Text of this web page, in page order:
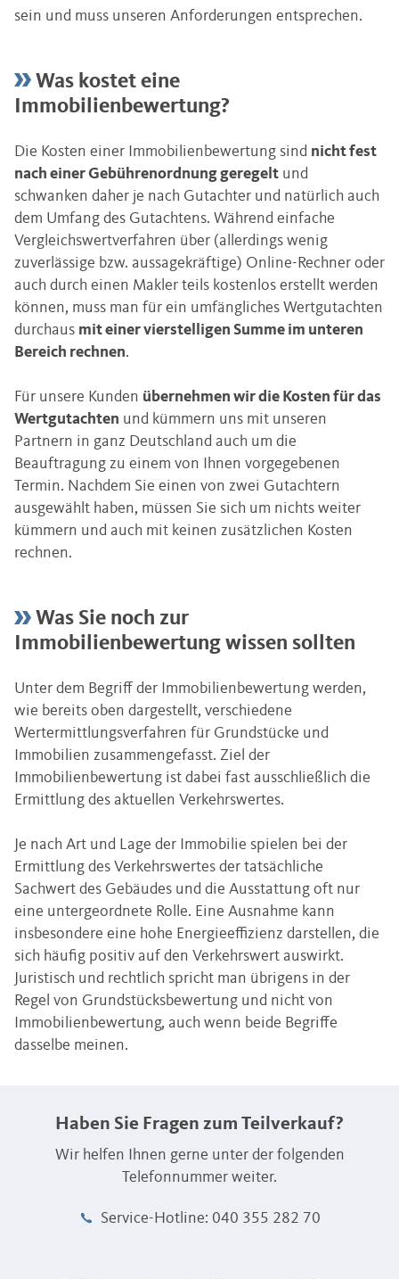
sein und muss unseren Anforderungen entsprechen.
Was kostet eine
Immobilienbewertung?
Die Kosten einer Immobilienbewertung sind nicht fest
nach einer Gebührenordnung geregelt und
schwanken daher je nach Gutachter und natürlich auch
dem Umfang des Gutachtens. Während einfache
Vergleichswertverfahren über (allerdings wenig
zuverlässige bzw. aussagekräftige) Online-Rechner oder
auch durch einen Makler teils kostenlos erstellt werden
können, muss man für ein umfängliches Wertgutachten
durchaus mit einer vierstelligen Summe im unteren
Bereich rechnen.
Für unsere Kunden übernehmen wir die Kosten für das
Wertgutachten und kümmern uns mit unseren
Partnern in ganz Deutschland auch um die
Beauftragung zu einem von Ihnen vorgegebenen
Termin. Nachdem Sie einen von zwei Gutachtern
ausgewählt haben, müssen Sie sich um nichts weiter
kümmern und auch mit keinen zusätzlichen Kosten
rechnen.
Was Sie noch zur
Immobilienbewertung wissen sollten
Unter dem Begriff der Immobilienbewertung werden,
wie bereits oben dargestellt, verschiedene
Wertermittlungsverfahren für Grundstücke und
Immobilien zusammengefasst. Ziel der
Immobilienbewertung ist dabei fast ausschließlich die
Ermittlung des aktuellen Verkehrswertes.
Je nach Art und Lage der Immobilie spielen bei der
Ermittlung des Verkehrswertes der tatsächliche
Sachwert des Gebäudes und die Ausstattung oft nur
eine untergeordnete Rolle. Eine Ausnahme kann
insbesondere eine hohe Energieeffizienz darstellen, die
sich häufig positiv auf den Verkehrswert auswirkt.
Juristisch und rechtlich spricht man übrigens in der
Regel von Grundstücksbewertung und nicht von
Immobilienbewertung, auch wenn beide Begriffe
dasselbe meinen.
Haben Sie Fragen zum Teilverkauf?
Wir helfen Ihnen gerne unter der folgenden
Telefonnummer weiter.
Service-Hotline: 040 355 282 70